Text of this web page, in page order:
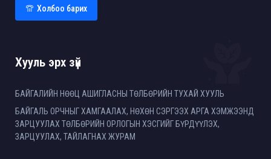
Хууль эрх зүй
БАЙГАЛИЙН НӨӨЦ АШИГЛАСНЫ ТӨЛБӨРИЙН ТУХАЙ ХУУЛЬ
БАЙГАЛЬ ОРЧНЫГ ХАМГААЛАХ, НӨХӨН СЭРГЭЭХ АРГА ХЭМЖЭЭНД
ЗАРЦУУЛАХ ТӨЛБӨРИЙН ОРЛОГЫН ХЭСГИЙГ БҮРДҮҮЛЭХ,
ЗАРЦУУЛАХ, ТАЙЛАГНАХ ЖУРАМ
Холбоо барих